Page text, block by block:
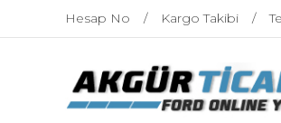
Hesap No Kargo Takibi